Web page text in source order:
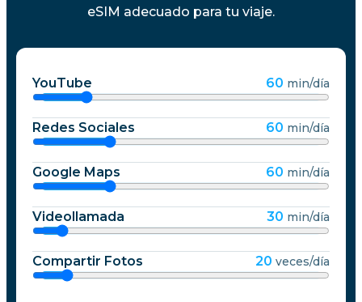
eSIM adecuado para tu viaje.
YouTube 60 min/día
Redes Sociales 60 min/día
Google Maps 60 min/día
Videollamada 30 min/día
Compartir Fotos 20 veces/día